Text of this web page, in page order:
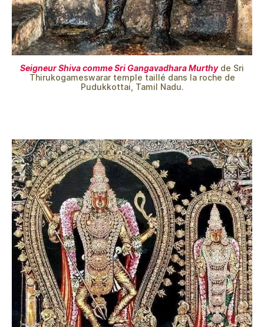
Seigneur Shiva comme Sri Gangavadhara Murthyde Sri
Thirukogameswarar temple taillé dans la roche de
Pudukkottai, Tamil Nadu.